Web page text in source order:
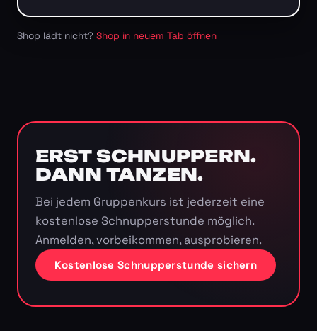
Shop lädt nicht? Shop in neuem Tab öffnen
ERST SCHNUPPERN.
DANN TANZEN.
Bei jedem Gruppenkurs ist jederzeit eine
kostenlose Schnupperstunde möglich.
Anmelden, vorbeikommen, ausprobieren.
Kostenlose Schnupperstunde sichern